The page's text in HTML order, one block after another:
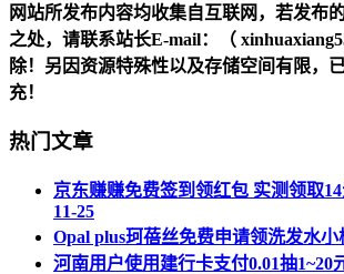
网站所发布内容均收集自互联网，若发布
之处，请联系站长E-mail：（
除！另因资源特殊性以及存储空间有限，
充！
热门文章
京东赚赚免费签到领红包 实测领取
11-25
Opal plus珂蓓丝免费申请领洗发水小
河南用户使用建行卡支付0.01抽1~20